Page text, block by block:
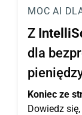
MOC AI
Z
dla
Koniec ze
Dowiedz